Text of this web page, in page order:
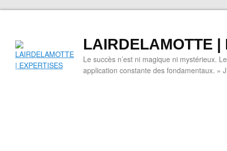
LAIRDELAMOTTE |
Le succès n’est ni magique ni mystérieux.
application constante des fondamentaux. »